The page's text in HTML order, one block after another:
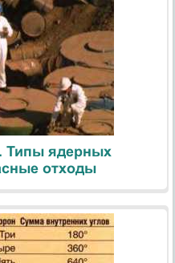
Типы ядерных
отходы